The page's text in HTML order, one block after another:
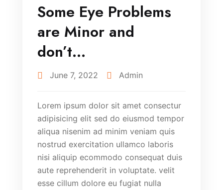
Some Eye Problems
are Minor and
don’t…
June 7, 2022 Admin
Lorem ipsum dolor sit amet consectur
adipisicing elit sed do eiusmod tempor
aliqua nisenim ad minim veniam quis
nostrud exercitation ullamco laboris
nisi aliquip ecommodo consequat duis
aute reprehenderit in voluptate. velit
esse cillum dolore eu fugiat nulla